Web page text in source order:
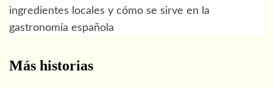
entradas
ingredientes locales y cómo se sirve en la
gastronomía española
Más historias